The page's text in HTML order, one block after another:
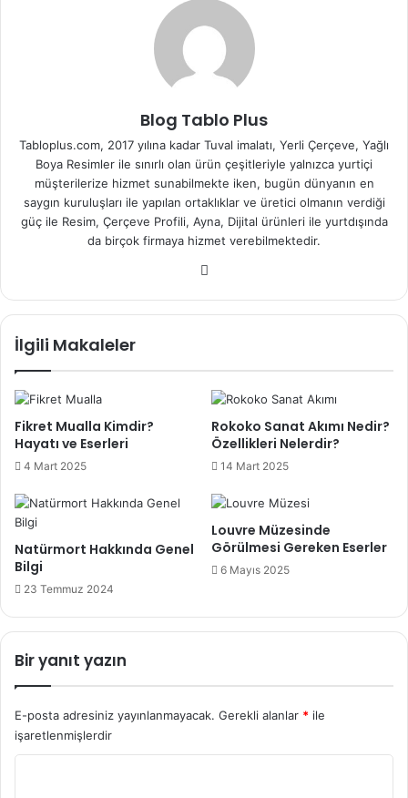
Blog Tablo Plus
Tabloplus.com, 2017 yılına kadar Tuval imalatı, Yerli Çerçeve, Yağlı
Boya Resimler ile sınırlı olan ürün çeşitleriyle yalnızca yurtiçi
müşterilerize hizmet sunabilmekte iken, bugün dünyanın en
saygın kuruluşları ile yapılan ortaklıklar ve üretici olmanın verdiği
güç ile Resim, Çerçeve Profili, Ayna, Dijital ürünleri ile yurtdışında
da birçok firmaya hizmet verebilmektedir.
sit
İlgili Makaleler
Fikret Mualla Kimdir?
Hayatı ve Eserleri
4 Mart 2025
Rokoko Sanat Akımı Nedir?
Özellikleri Nelerdir?
14 Mart 2025
Natürmort Hakkında Genel
Bilgi
23 Temmuz 2024
Louvre Müzesinde
Görülmesi Gereken Eserler
6 Mayıs 2025
Bir yanıt yazın
E-posta adresiniz yayınlanmayacak. Gerekli alanlar * ile
işaretlenmişlerdir